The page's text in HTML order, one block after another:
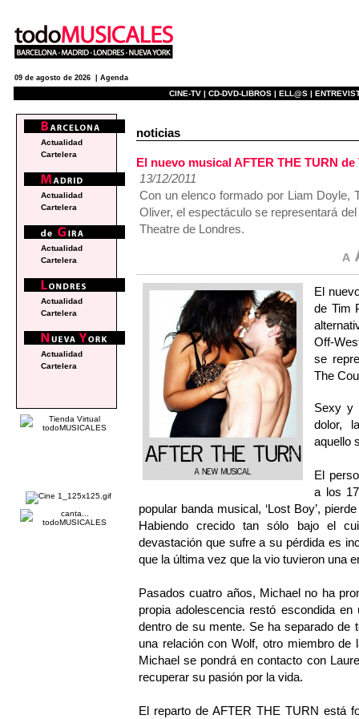
09 de agosto de 2026 | Agenda
CINE-TV | CD-DVD-LIBROS | ELL@S |
noticias
El nuevo musical AFTER THE TURN
13/12/2011
Con un elenco formado por Liam Doyle,
Oliver, el espectáculo se representará
Theatre de Londres.
El
de Tim
Off-
se
The
Sexy y
dolor,
aquello
El
a los
popular banda musical, ‘Lost Boy’,
Habiendo crecido tan sólo bajo el
devastación que sufre a su pérdida es
que la última vez que la vio tuvieron una
Pasados cuatro años, Michael no ha
propia adolescencia restó escondida
dentro de su mente. Se ha separado de
una relación con Wolf, otro miembro
Michael se pondrá en contacto con
recuperar su pasión por la vida.
El reparto de AFTER THE TURN está
Actualidad
Cartelera
Actualidad
Cartelera
Actualidad
Cartelera
Actualidad
Cartelera
Actualidad
Cartelera